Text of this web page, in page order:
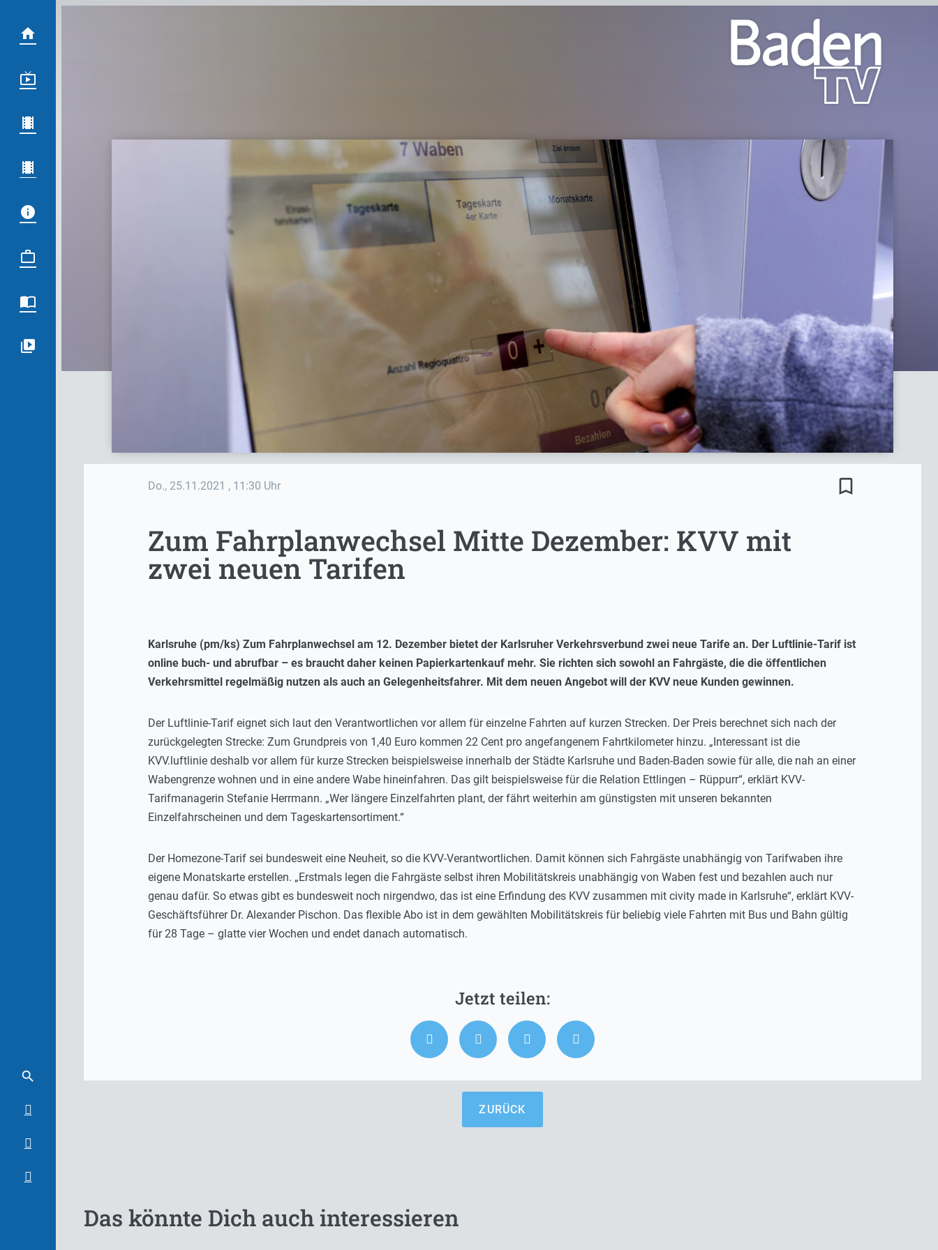
Do., 25.11.2021 , 11:30 Uhr bookmark_border
Zum Fahrplanwechsel Mitte Dezember: KVV mit
zwei neuen Tarifen
Karlsruhe (pm/ks) Zum Fahrplanwechsel am 12. Dezember bietet der Karlsruher Verkehrsverbund zwei neue Tarife an. Der Luftlinie-Tarif ist
online buch- und abrufbar – es braucht daher keinen Papierkartenkauf mehr. Sie richten sich sowohl an Fahrgäste, die die öffentlichen
Verkehrsmittel regelmäßig nutzen als auch an Gelegenheitsfahrer. Mit dem neuen Angebot will der KVV neue Kunden gewinnen.
Der Luftlinie-Tarif eignet sich laut den Verantwortlichen vor allem für einzelne Fahrten auf kurzen Strecken. Der Preis berechnet sich nach der
zurückgelegten Strecke: Zum Grundpreis von 1,40 Euro kommen 22 Cent pro angefangenem Fahrtkilometer hinzu. „Interessant ist die
KVV.luftlinie deshalb vor allem für kurze Strecken beispielsweise innerhalb der Städte Karlsruhe und Baden-Baden sowie für alle, die nah an einer
Wabengrenze wohnen und in eine andere Wabe hineinfahren. Das gilt beispielsweise für die Relation Ettlingen – Rüppurr“, erklärt KVV-
Tarifmanagerin Stefanie Herrmann. „Wer längere Einzelfahrten plant, der fährt weiterhin am günstigsten mit unseren bekannten
Einzelfahrscheinen und dem Tageskartensortiment.“
Der Homezone-Tarif sei bundesweit eine Neuheit, so die KVV-Verantwortlichen. Damit können sich Fahrgäste unabhängig von Tarifwaben ihre
eigene Monatskarte erstellen. „Erstmals legen die Fahrgäste selbst ihren Mobilitätskreis unabhängig von Waben fest und bezahlen auch nur
genau dafür. So etwas gibt es bundesweit noch nirgendwo, das ist eine Erfindung des KVV zusammen mit civity made in Karlsruhe“, erklärt KVV-
Geschäftsführer Dr. Alexander Pischon. Das flexible Abo ist in dem gewählten Mobilitätskreis für beliebig viele Fahrten mit Bus und Bahn gültig
für 28 Tage – glatte vier Wochen und endet danach automatisch.
ZURÜCK
Das könnte Dich auch interessieren